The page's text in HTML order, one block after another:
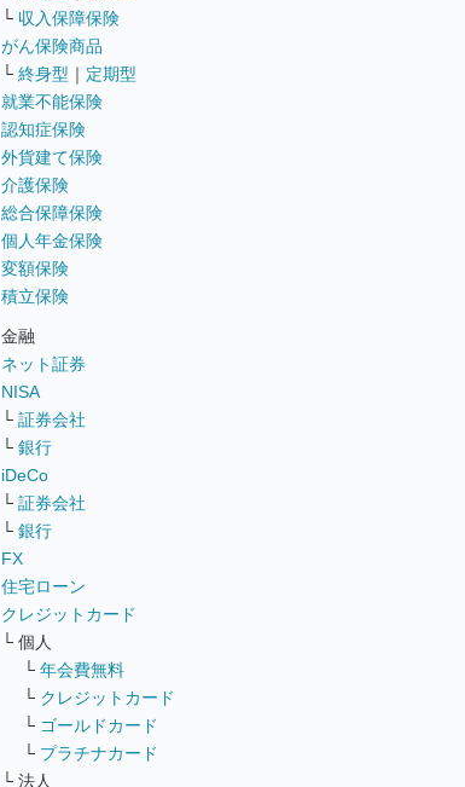
└ 収入保障保険
がん保険商品
└ 終身型 ｜ 定期型
就業不能保険
認知症保険
外貨建て保険
介護保険
総合保障保険
個人年金保険
変額保険
積立保険
金融
ネット証券
NISA
└ 証券会社
└ 銀行
iDeCo
└ 証券会社
└ 銀行
FX
住宅ローン
クレジットカード
└ 個人
└ 年会費無料
└ クレジットカード
└ ゴールドカード
└ プラチナカード
└ 法人